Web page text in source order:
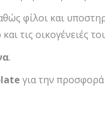
φίλοι και
τις οικογένειές
.
για την